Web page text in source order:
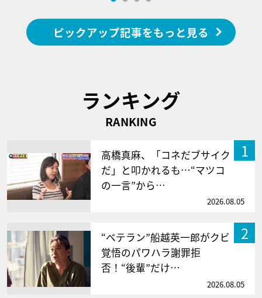
ピックアップ記事をもっと見る
ランキング
RANKING
1
高橋真麻、「コネだブサイク
だ」と叩かれるも…“マツコ
の一言”から…
2026.08.05
2
“ベテラン”船越英一郎がクビ
覚悟のパワハラ謝罪拒
否！“後輩”だけ…
2026.08.05